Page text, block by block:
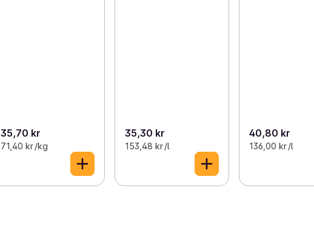
35,70 kr
71,40 kr /kg
35,30 kr
153,48 kr /l
40,80 kr
136,00 kr /l